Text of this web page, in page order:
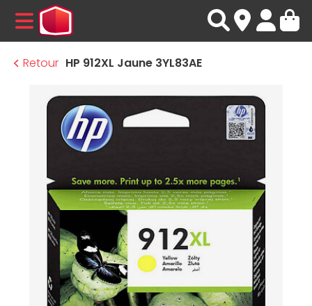
MENU
Retour HP 912XL Jaune 3YL83AE